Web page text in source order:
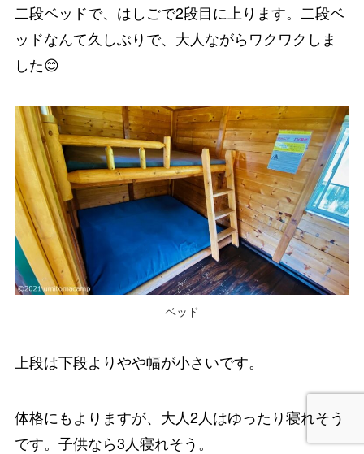
二段ベッドで、はしごで2段目に上ります。二段ベ
ッドなんて久しぶりで、大人ながらワクワクしま
した😊
ベッド
上段は下段よりやや幅が小さいです。
体格にもよりますが、大人2人はゆったり寝れそう
です。子供なら3人寝れそう。